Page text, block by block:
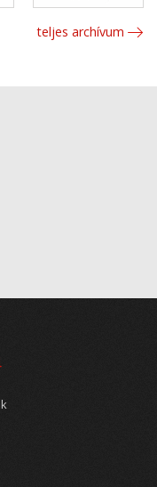
teljes archívum